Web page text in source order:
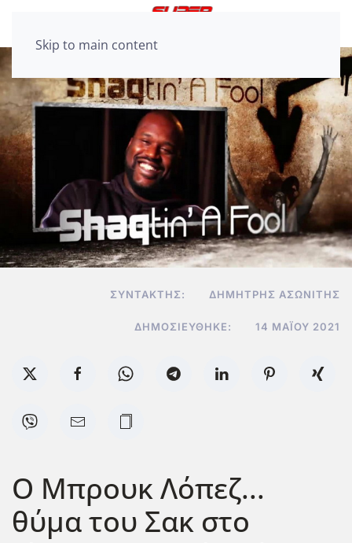
Skip to main content
ΣΥΝΤΆΚΤΗΣ: ΔΗΜΉΤΡΗΣ ΑΣΩΝΊΤΗΣ
ΔΗΜΟΣΙΕΎΘΗΚΕ: 14 ΜΑΪ́ΟΥ 2021
Ο Μπρουκ Λόπεζ...
θύμα του Σακ στο